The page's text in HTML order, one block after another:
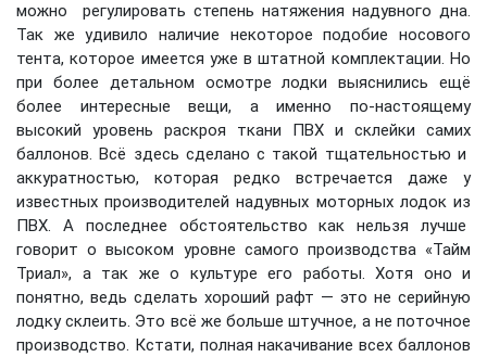
можно регулировать степень натяжения надувного дна.
Так же удивило наличие некоторое подобие носового
тента, которое имеется уже в штатной комплектации. Но
при более детальном осмотре лодки выяснились ещё
более интересные вещи, а именно по-настоящему
высокий уровень раскроя ткани ПВХ и склейки самих
баллонов. Всё здесь сделано с такой тщательностью и
аккуратностью, которая редко встречается даже у
известных производителей надувных моторных лодок из
ПВХ. А последнее обстоятельство как нельзя лучше
говорит о высоком уровне самого производства «Тайм
Триал», а так же о культуре его работы. Хотя оно и
понятно, ведь сделать хороший рафт — это не серийную
лодку склеить. Это всё же больше штучное, а не поточное
производство. Кстати, полная накачивание всех баллонов